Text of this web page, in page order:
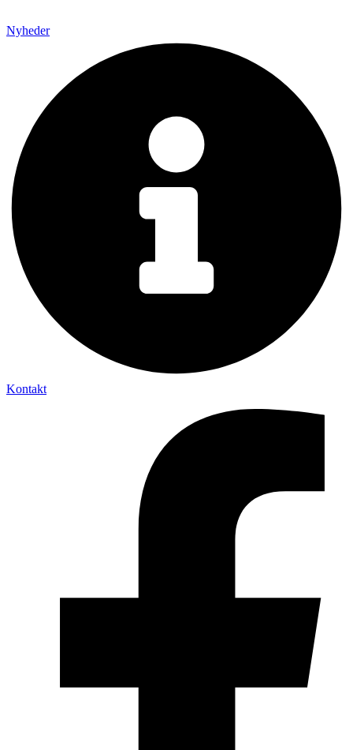
Nyheder
Kontakt